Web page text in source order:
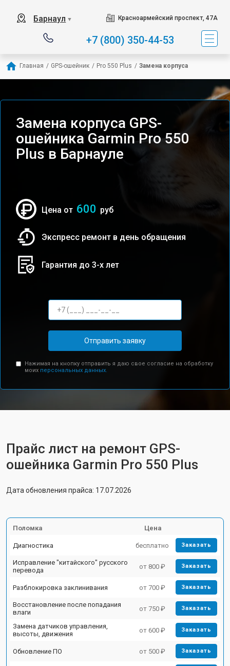
Барнаул ▼ Красноармейский проспект, 47А
+7 (800) 350-44-53
Главная / GPS-ошейник / Pro 550 Plus / Замена корпуса
Замена корпуса GPS-
ошейника Garmin Pro 550
Plus в Барнауле
Цена от 600 руб
Экспресс ремонт в день обращения
Гарантия до 3-х лет
Отправить заявку
Нажимая на кнопку отправить я даю свое согласие на обработку
моих персональных данных.
Прайс лист на ремонт GPS-
ошейника Garmin Pro 550 Plus
Дата обновления прайса: 17.07.2026
Поломка Цена
Диагностика бесплатно Заказать
Исправление "китайского" русского
перевода
от 800 ₽ Заказать
Разблокировка заклинивания от 700 ₽ Заказать
Восстановление после попадания
влаги
от 750 ₽ Заказать
Замена датчиков управления,
высоты, движения
от 600 ₽ Заказать
Обновление ПО от 500 ₽ Заказать